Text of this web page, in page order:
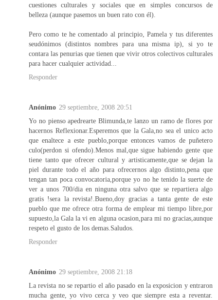
cuestiones culturales y sociales que en simples concursos de
belleza (aunque pasemos un buen rato con él).
Pero como te he comentado al principio, Pamela y tus diferentes
seudónimos (distintos nombres para una misma ip), si yo te
contara las penurias que tienen que vivir otros colectivos culturales
para hacer cualquier actividad...
Responder
Anónimo 29 septiembre, 2008 20:51
Yo no pienso apedrearte Blimunda,te lanzo un ramo de flores por
hacernos Reflexionar.Esperemos que la Gala,no sea el unico acto
que enaltece a este pueblo,porque entonces vamos de puñetero
culo(perdon si ofendo).Menos mal,que sigue habiendo gente que
tiene tanto que ofrecer cultural y artisticamente,que se dejan la
piel durante todo el año para ofrecernos algo distinto,pena que
tengan tan poca convocatoria,porque yo no he tenido la suerte de
ver a unos 700/dia en ninguna otra salvo que se repartiera algo
gratis !sera la revista!.Bueno,doy gracias a tanta gente de este
pueblo que me ofrece otra forma de emplear mi tiempo libre,por
supuesto,la Gala la vi en alguna ocasion,para mi no gracias,aunque
respeto el gusto de los demas.Saludos.
Responder
Anónimo 29 septiembre, 2008 21:18
La revista no se repartio el año pasado en la exposicion y entraron
mucha gente, yo vivo cerca y veo que siempre esta a reventar.